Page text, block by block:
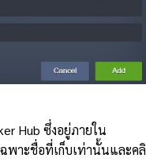
Hub ซึ่งอยู่ภายใน
ฉพาะชื่อที่เก็บเท่านั้นและค